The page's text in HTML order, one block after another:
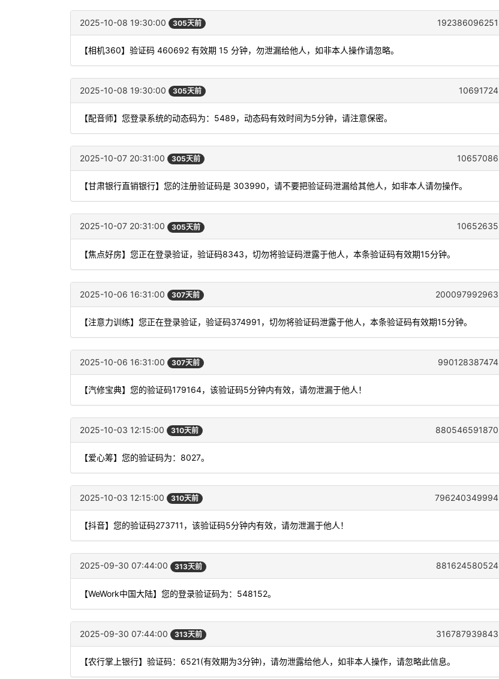
2025-10-08 19:30:00 305天前 192386096251
【相机360】验证码 460692 有效期 15 分钟，勿泄漏给他人，如非本人操作请忽略。
2025-10-08 19:30:00 305天前 10691724
【配音师】您登录系统的动态码为：5489，动态码有效时间为5分钟，请注意保密。
2025-10-07 20:31:00 305天前 10657086
【甘肃银行直销银行】您的注册验证码是 303990，请不要把验证码泄漏给其他人，如非本人请勿操作。
2025-10-07 20:31:00 305天前 10652635
【焦点好房】您正在登录验证，验证码8343，切勿将验证码泄露于他人，本条验证码有效期15分钟。
2025-10-06 16:31:00 307天前 200097992963
【注意力训练】您正在登录验证，验证码374991，切勿将验证码泄露于他人，本条验证码有效期15分钟。
2025-10-06 16:31:00 307天前 990128387474
【汽修宝典】您的验证码179164，该验证码5分钟内有效，请勿泄漏于他人！
2025-10-03 12:15:00 310天前 880546591870
【爱心筹】您的验证码为：8027。
2025-10-03 12:15:00 310天前 796240349994
【抖音】您的验证码273711，该验证码5分钟内有效，请勿泄漏于他人！
2025-09-30 07:44:00 313天前 881624580524
【WeWork中国大陆】您的登录验证码为：548152。
2025-09-30 07:44:00 313天前 316787939843
【农行掌上银行】验证码：6521(有效期为3分钟)，请勿泄露给他人，如非本人操作，请忽略此信息。